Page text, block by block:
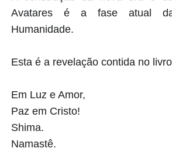
Avatares é a fase atual
Humanidade.
Esta é a revelação contida no
Em Luz e Amor,
Paz em Cristo!
Shima.
Namastê.